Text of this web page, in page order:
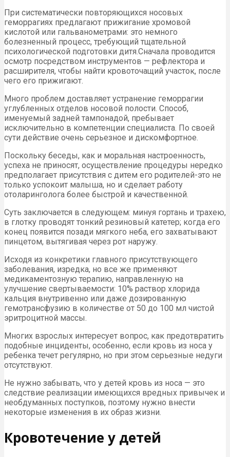
При систематически повторяющихся носовых
геморрагиях предлагают прижигание хромовой
кислотой или гальванометрами: это немного
болезненный процесс, требующий тщательной
психологической подготовки дитя.Сначала проводится
осмотр посредством инструментов — рефлектора и
расширителя, чтобы найти кровоточащий участок, после
чего его прижигают.
Много проблем доставляет устранение геморрагии
углубленных отделов носовой полости. Способ,
именуемый задней тампонадой, пребывает
исключительно в компетенции специалиста. По своей
сути действие очень серьезное и дискомфортное.
Поскольку беседы, как и моральная настроенность,
успеха не приносят, осуществление процедуры нередко
предполагает присутствия с дитем его родителей-это не
только успокоит малыша, но и сделает работу
отоларинголога более быстрой и качественной.
Суть заключается в следующем: минуя гортань и трахею,
в глотку проводят тонкий резиновый катетер; когда его
конец появится позади мягкого неба, его захватывают
пинцетом, вытягивая через рот наружу.
Исходя из конкретики главного присутствующего
заболевания, изредка, но все же применяют
медикаментозную терапию, направленную на
улучшение свертываемости: 10% раствор хлорида
кальция внутривенно или даже дозированную
гемотрансфузию в количестве от 50 до 100 мл чистой
эритроцитной массы.
Многих взрослых интересует вопрос, как предотвратить
подобные инциденты, особенно, если кровь из носа у
ребенка течет регулярно, но при этом серьезные недуги
отсутствуют.
Не нужно забывать, что у детей кровь из носа — это
следствие реализации имеющихся вредных привычек и
необдуманных поступков, поэтому нужно внести
некоторые изменения в их образ жизни.
Кровотечение у детей